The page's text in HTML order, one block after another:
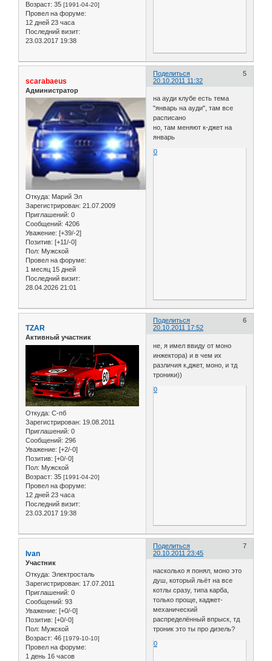
Возраст: 35 [1991-04-20]
Провел на форуме:
12 дней 23 часа
Последний визит:
23.03.2017 19:38
Поделиться
5
20.10.2011 11:32
scarabaeus
Администратор
Откуда: Марий Эл
Зарегистрирован: 21.07.2009
Приглашений: 0
Сообщений: 4206
Уважение: [+39/-2]
Позитив: [+11/-0]
Пол: Мужской
Провел на форуме:
1 месяц 15 дней
Последний визит:
28.04.2026 21:01
на ауди клубе есть тема
"январь на ауди", там все
расписано
но, там меняют к-джет на
январь
0
Поделиться
6
20.10.2011 17:52
TZAR
Активный участник
Откуда: С-пб
Зарегистрирован: 19.08.2011
Приглашений: 0
Сообщений: 296
Уважение: [+2/-0]
Позитив: [+0/-0]
Пол: Мужской
Возраст: 35 [1991-04-20]
Провел на форуме:
12 дней 23 часа
Последний визит:
23.03.2017 19:38
не, я имел ввиду от моно
инжектора) и в чем их
различия к,джет, моно, и тд
троники))
0
Поделиться
7
20.10.2011 23:45
Ivan
Участник
Откуда: Электросталь
Зарегистрирован: 17.07.2011
Приглашений: 0
Сообщений: 93
Уважение: [+0/-0]
Позитив: [+0/-0]
Пол: Мужской
Возраст: 46 [1979-10-10]
Провел на форуме:
1 день 16 часов
насколько я понял, моно это
душ, который льёт на все
котлы сразу, типа карба,
только проще, каджет-
механический
распределённый впрыск, тд
троник это ты про дизель?
0